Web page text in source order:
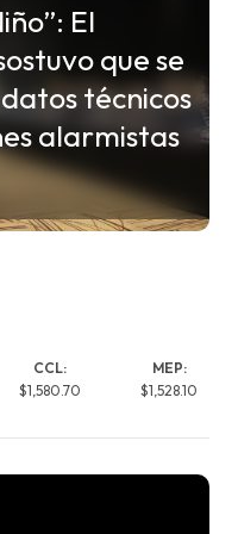
El
que se
técnicos
alarmistas
CCL:
$1,580.70
MEP:
$1,528.10